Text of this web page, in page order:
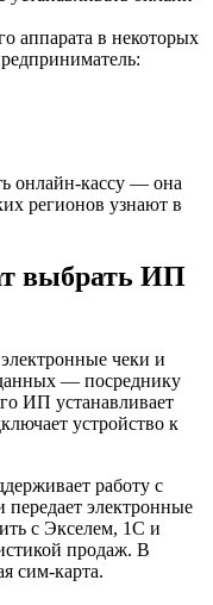
аппарата в некоторых
онлайн-кассу — она
регионов узнают в
выбрать ИП
чеки и
— посреднику
ИП устанавливает
устройство к
работу с
передает электронные
с Экселем, 1С и
продаж. В
сим-карта.